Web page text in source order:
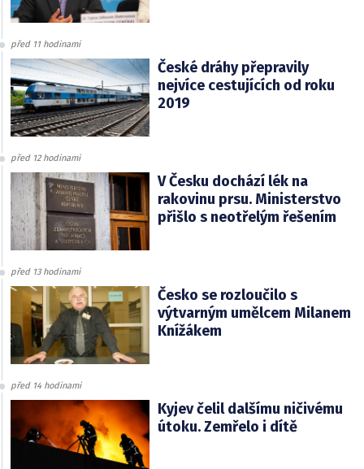
před 11 hodinami
České dráhy přepravily
nejvíce cestujících od roku
2019
před 12 hodinami
V Česku dochází lék na
rakovinu prsu. Ministerstvo
přišlo s neotřelým řešením
před 13 hodinami
Česko se rozloučilo s
výtvarným umělcem Milanem
Knížákem
před 14 hodinami
Kyjev čelil dalšímu ničivému
útoku. Zemřelo i dítě